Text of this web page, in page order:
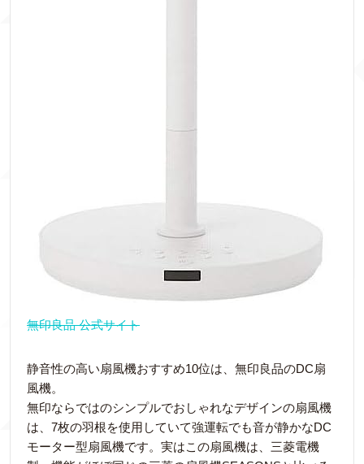
無印良品 公式サイト
静音性の高い扇風機おすすめ10位は、無印良品のDC扇
風機。
無印ならではのシンプルでおしゃれなデザインの扇風機
は、7枚の羽根を使用していて強運転でも音が静かなDC
モーター型扇風機です。実はこの扇風機は、三菱電機